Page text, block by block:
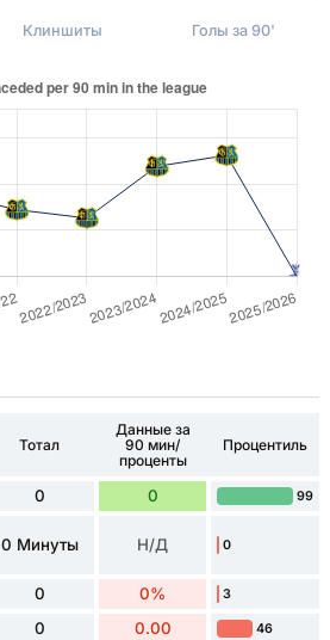
Клиншиты Голы за 90'
Тотал
Данные за
90 мин/
проценты
Процентиль
0 0 99
0 Минуты Н/Д 0
0 0% 3
0 0.00 46